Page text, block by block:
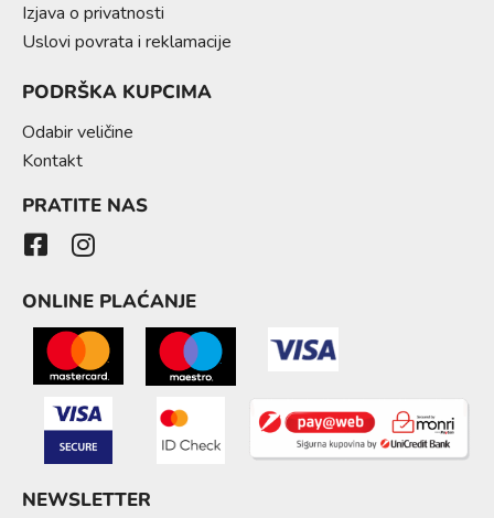
Izjava o privatnosti
Uslovi povrata i reklamacije
PODRŠKA KUPCIMA
Odabir veličine
Kontakt
PRATITE NAS
ONLINE PLAĆANJE
NEWSLETTER